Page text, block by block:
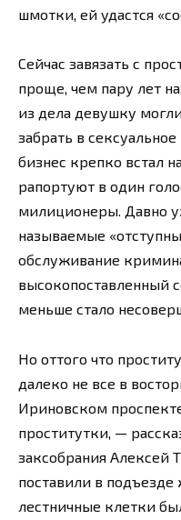
шмотки, ей удастся
Сейчас завязать с
проще, чем пару лет
из дела девушку
забрать в
бизнес крепко встал
рапортуют в один
милиционеры. Давно
называемые
обслуживание
высокопоставленный
меньше стало
Но оттого что
далеко не все в
Ириновском
проститутки, —
заксобрания Алексей
поставили в
лестничные клетки